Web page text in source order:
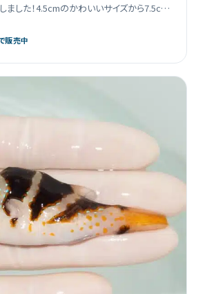
ました！4.5cmのかわいいサイズから7.5cm
な見た目と愛嬌た […]
販売中